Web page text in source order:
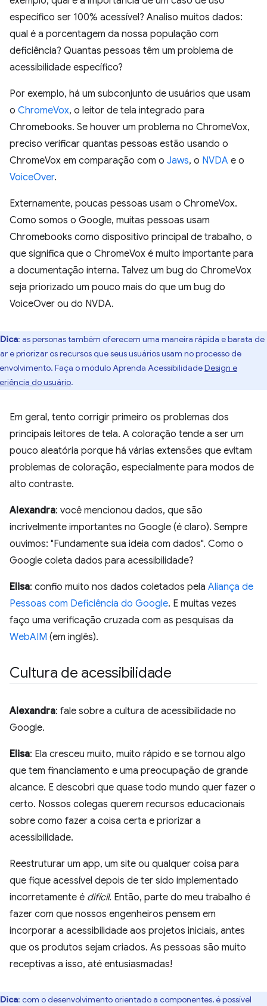
específico ser 100% acessível? Analiso muitos dados:
qual é a porcentagem da nossa população com
deficiência? Quantas pessoas têm um problema de
acessibilidade específico?
Por exemplo, há um subconjunto de usuários que usam
o ChromeVox, o leitor de tela integrado para
Chromebooks. Se houver um problema no ChromeVox,
preciso verificar quantas pessoas estão usando o
ChromeVox em comparação com o Jaws, o NVDA e o
VoiceOver.
Externamente, poucas pessoas usam o ChromeVox.
Como somos o Google, muitas pessoas usam
Chromebooks como dispositivo principal de trabalho, o
que significa que o ChromeVox é muito importante para
a documentação interna. Talvez um bug do ChromeVox
seja priorizado um pouco mais do que um bug do
VoiceOver ou do NVDA.
Dica: as personas também oferecem uma maneira rápida e barata de
e priorizar os recursos que seus usuários usam no processo de
Faça o módulo Aprenda AcessibilidadeDesign e
do usuário.
Em geral, tento corrigir primeiro os problemas dos
principais leitores de tela. A coloração tende a ser um
pouco aleatória porque há várias extensões que evitam
problemas de coloração, especialmente para modos de
alto contraste.
Alexandra: você mencionou dados, que são
incrivelmente importantes no Google (é claro). Sempre
ouvimos: "Fundamente sua ideia com dados". Como o
Google coleta dados para acessibilidade?
Elisa: confio muito nos dados coletados pela Aliança de
Pessoas com Deficiência do Google. E muitas vezes
faço uma verificação cruzada com as pesquisas da
WebAIM (em inglês).
Cultura de acessibilidade
Alexandra: fale sobre a cultura de acessibilidade no
Google.
Elisa: Ela cresceu muito, muito rápido e se tornou algo
que tem financiamento e uma preocupação de grande
alcance. E descobri que quase todo mundo quer fazer o
certo. Nossos colegas querem recursos educacionais
sobre como fazer a coisa certa e priorizar a
acessibilidade.
Reestruturar um app, um site ou qualquer coisa para
que fique acessível depois de ter sido implementado
incorretamente é difícil. Então, parte do meu trabalho é
fazer com que nossos engenheiros pensem em
incorporar a acessibilidade aos projetos iniciais, antes
que os produtos sejam criados. As pessoas são muito
receptivas a isso, até entusiasmadas!
Dica: com o desenvolvimento orientado a componentes, é possível